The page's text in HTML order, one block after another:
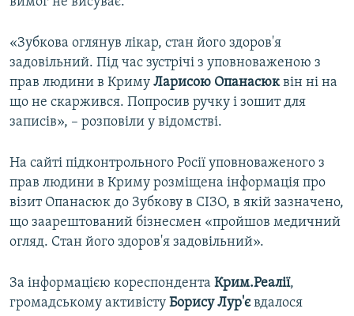
«Зубкова оглянув лікар, стан його здоров'я
задовільний. Під час зустрічі з уповноваженою з
прав людини в Криму Ларисою Опанасюквін ні на
що не скаржився. Попросив ручку і зошит для
записів», – розповіли у відомстві.
На сайті підконтрольного Росії уповноваженого з
прав людини в Криму розміщена інформація про
візит Опанасюк до Зубкову в СІЗО, в якій зазначено,
що заарештований бізнесмен «пройшов медичний
огляд. Стан його здоров'я задовільний».
За інформацією кореспондента Крим.Реалії,
громадському активісту Борису Лур'євдалося